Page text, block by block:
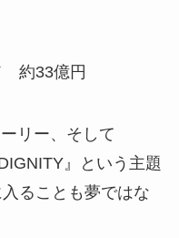
約33億円
リー、そして
』という主題
ることも夢ではな